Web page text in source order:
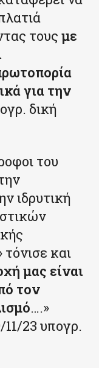
τους με
για την
δική
του
ιδρυτική
και
μας είναι
τον
….»
23 υπογρ.